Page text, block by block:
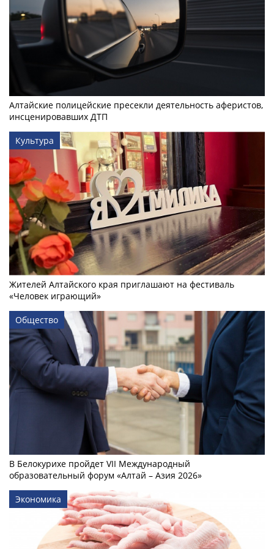
Алтайские полицейские пресекли деятельность аферистов,
инсценировавших ДТП
Культура
Жителей Алтайского края приглашают на фестиваль
«Человек играющий»
Общество
В Белокурихе пройдет VII Международный
образовательный форум «Алтай – Азия 2026»
Экономика